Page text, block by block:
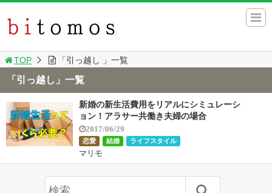
TOP 「引っ越し 」一覧
「引っ越し」一覧
新婚の新生活費用をリアルにシミュレーシ
ョン！アラサー共働き夫婦の場合
2017/06/29
恋愛 結婚 ライフスタイル
マリモ